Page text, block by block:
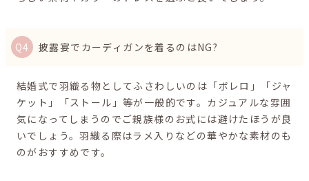
披露宴でカーディガンを着るのはNG?
結婚式で羽織る物としてふさわしいのは「ボレロ」「ジャ
ケット」「ストール」等が一般的です。カジュアルな雰囲
気になってしまうのでご親族様のお式には避けたほうが良
いでしょう。羽織る際はラメ入りなどの華やかな素材のも
のがおすすめです。